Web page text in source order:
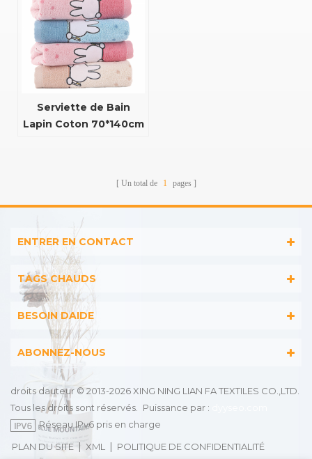
Serviette de Bain
Lapin Coton 70*140cm
Un total de 1 pages
ENTRER EN CONTACT
TAGS CHAUDS
BESOIN DAIDE
ABONNEZ-NOUS
droits dauteur © 2013-2026 XING NING LIAN FA TEXTILES CO.,LTD.
Tous les droits sont réservés.
Puissance par :
Réseau IPv6 pris en charge
PLAN DU SITE| XML | POLITIQUE DE CONFIDENTIALITÉ